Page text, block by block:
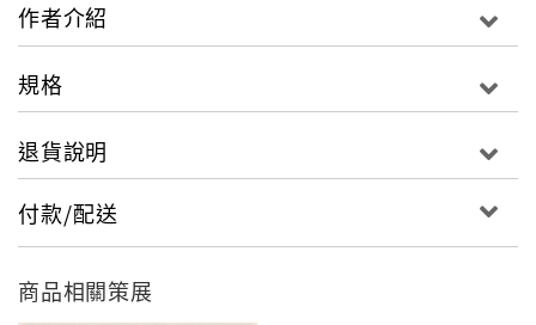
【小撇步】穿插各種技巧或小叮嚀，是作者的壓箱密
【影音教學】超值加贈二片DVD光碟收錄書中精選作品
的繪畫過程，由淑玲老師親自講解，仔細說明每個步驟
的重點，讓您也可以於電視或電腦中觀看學習。
【塗鴉畫稿】書末貼心準備了高級水彩紙印製書中作品
的鉛筆稿，讓您不但能利用練習，也可將完成作品當成
明信片與友人分享。。
作者介紹
規格
退貨說明
付款/配送
商品相關策展